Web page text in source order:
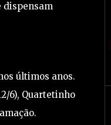
dispensam
últimos anos.
6), Quartetinho